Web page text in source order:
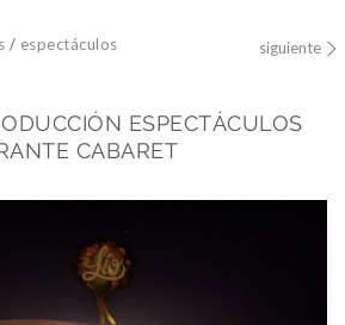
/ espectáculos siguiente
ESPECTÁCULOS
CABARET